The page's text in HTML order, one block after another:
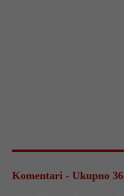
Komentari - Ukupno 36